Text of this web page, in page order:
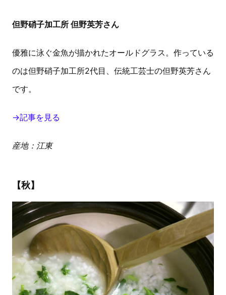
但野硝子加工所 但野英芳さん
優雅に泳ぐ金魚が描かれたオールドグラス。作っている
のは但野硝子加工所2代目、伝統工芸士の但野英芳さん
です。
→記事を見る
産地：江東
【秋】